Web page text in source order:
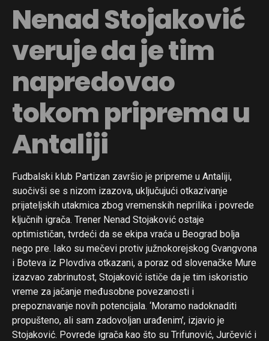
Nenad Stojaković
veruje da je tim
napredovao
tokom priprema u
Antaliji
Fudbalski klub Partizan završio je pripreme u Antaliji,
suočivši se s nizom izazova, uključujući otkazivanje
prijateljskih utakmica zbog vremenskih neprilika i povrede
ključnih igrača. Trener Nenad Stojaković ostaje
optimističan, tvrdeći da se ekipa vraća u Beograd bolja
nego pre. Iako su mečevi protiv južnokorejskog Gvangvona
i Boteva iz Plovdiva otkazani, a poraz od slovenačke Mure
izazvao zabrinutost, Stojaković ističe da je tim iskoristio
vreme za jačanje međusobne povezanosti i
prepoznavanje novih potencijala. ‘Moramo nadoknaditi
propušteno, ali sam zadovoljan urađenim’, izjavio je
Stojaković. Povrede igrača kao što su Trifunović, Jurčević i